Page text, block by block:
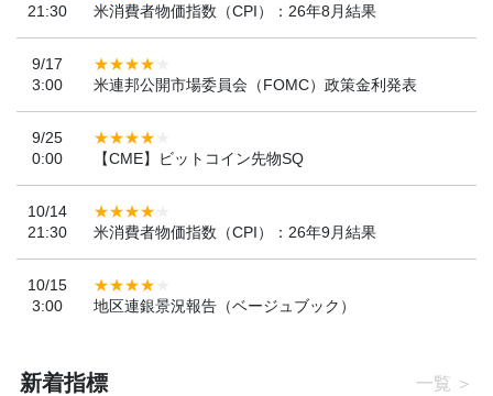
21:30
米消費者物価指数（CPI）：26年8月結果
9/17
3:00
米連邦公開市場委員会（FOMC）政策金利発表
9/25
0:00
【CME】ビットコイン先物SQ
10/14
21:30
米消費者物価指数（CPI）：26年9月結果
10/15
3:00
地区連銀景況報告（ベージュブック）
新着指標 一覧